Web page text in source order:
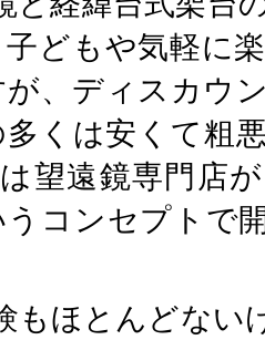
どもや気軽に
、ディスカウ
くは安くて粗
は望遠鏡専門店
うコンセプトで
もほとんどない